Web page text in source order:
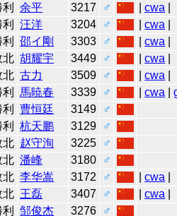
余平 3217 ♂ |cwa
汪洋 3204 ♂ |cwa
邵イ剛 3303 ♂ |cwa
北 胡耀宇 3449 ♂ |cwa
北 古力 3509 ♂ |cwa
馬暁春 3339 ♂ |cwa |
曹恒廷 3149
♂
杭天鹏 3129
♂
北 赵守洵 3225
♂
北 潘峰 3180
♂
北 李华嵩 3172 ♂ |cwa
北 王磊 3407 ♂ |cwa
邹俊杰 3276
♂